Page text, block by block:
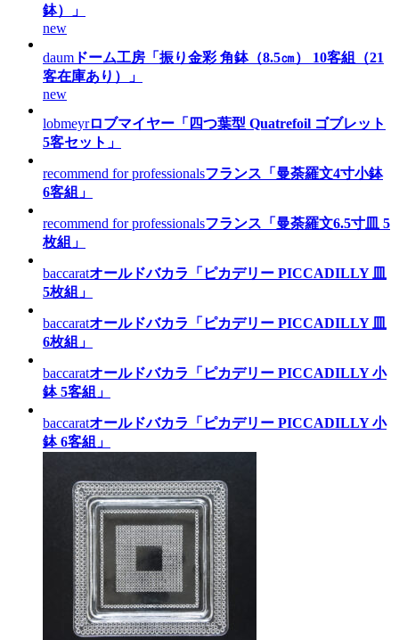
鉢）」
new
daum ドーム工房「振り金彩 角鉢（8.5㎝） 10客組（21
客在庫あり）」
new
lobmeyrロブマイヤー「四つ葉型 Quatrefoil ゴブレット
5客セット」
recommend for professionalsフランス「曼荼羅文4寸小鉢
6客組」
recommend for professionalsフランス「曼荼羅文6.5寸皿 5
枚組」
baccaratオールドバカラ「ピカデリー PICCADILLY 皿
5枚組」
baccaratオールドバカラ「ピカデリー PICCADILLY 皿
6枚組」
baccaratオールドバカラ「ピカデリー PICCADILLY 小
鉢 5客組」
baccaratオールドバカラ「ピカデリー PICCADILLY 小
鉢 6客組」